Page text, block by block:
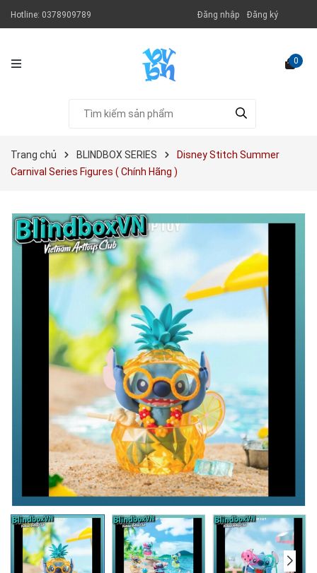
Hotline: 0378909789 Đăng nhập Đăng ký
0
Trang chủ BLINDBOX SERIES
Disney Stitch Summer
Carnival Series Figures ( Chính Hãng )